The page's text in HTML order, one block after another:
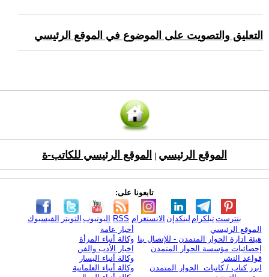
التعليق والتصويت على الموضوع في الموقع الرئيسي
الموقع الرئيسي الموقع الرئيسي للكاتب-ة
تابعونا على:
الفيسبوك التويتر اليوتيوب RSS الانستغرام لينكدإن تيلكرامبنترست
الموقع الرئيسي
هيئة ادارة الحوار المتمدن - للإتصال بنا
إحصائيات مؤسسة الحوار المتمدن
قواعد النشر
ابرز كتاب / كاتبات الحوار المتمدن
أخبار عامة
وكالة أنباء المرأة
اخبار الأدب والفن
وكالة أنباء اليسار
وكالة أنباء العلمانية